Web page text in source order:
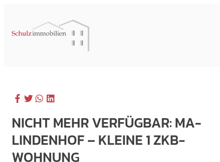
NICHT MEHR VERFÜGBAR: MA-
LINDENHOF – KLEINE 1 ZKB-
WOHNUNG